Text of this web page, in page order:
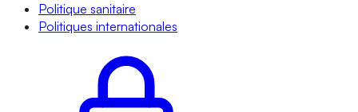
Politique sanitaire
Politiques internationales